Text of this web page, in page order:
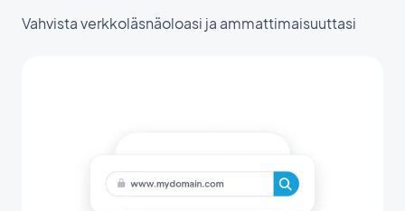
Vahvista verkkoläsnäoloasi ja ammattimaisuuttasi